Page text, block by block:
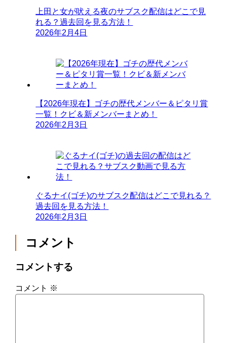
上田と女が吠える夜のサブスク配信はどこで見
れる？過去回を見る方法！
2026年2月4日
【2026年現在】ゴチの歴代メンバー＆ピタリ賞
一覧！クビ＆新メンバーまとめ！
2026年2月3日
ぐるナイ(ゴチ)のサブスク配信はどこで見れる？
過去回を見る方法！
2026年2月3日
コメント
コメントする
コメント ※